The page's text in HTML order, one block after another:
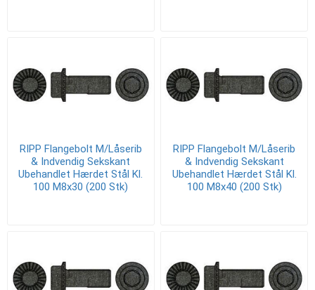
RIPP Flangebolt M/Låserib
& Indvendig Sekskant
Ubehandlet Hærdet Stål Kl.
100 M8x30 (200 Stk)
RIPP Flangebolt M/Låserib
& Indvendig Sekskant
Ubehandlet Hærdet Stål Kl.
100 M8x40 (200 Stk)